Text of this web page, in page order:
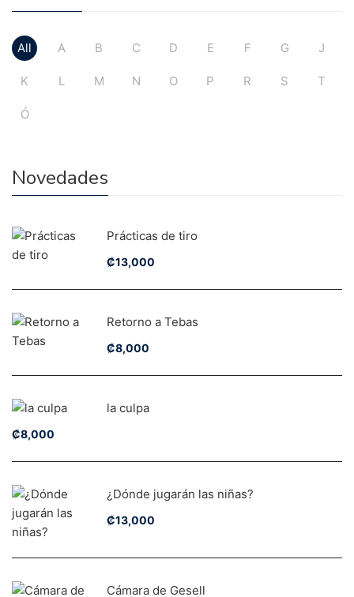
All A B C D E F G J
K L M N O P R S T
Ó
Novedades
Prácticas de tiro
₡13,000
Retorno a Tebas
₡8,000
la culpa
₡8,000
¿Dónde jugarán las niñas?
₡13,000
Cámara de Gesell